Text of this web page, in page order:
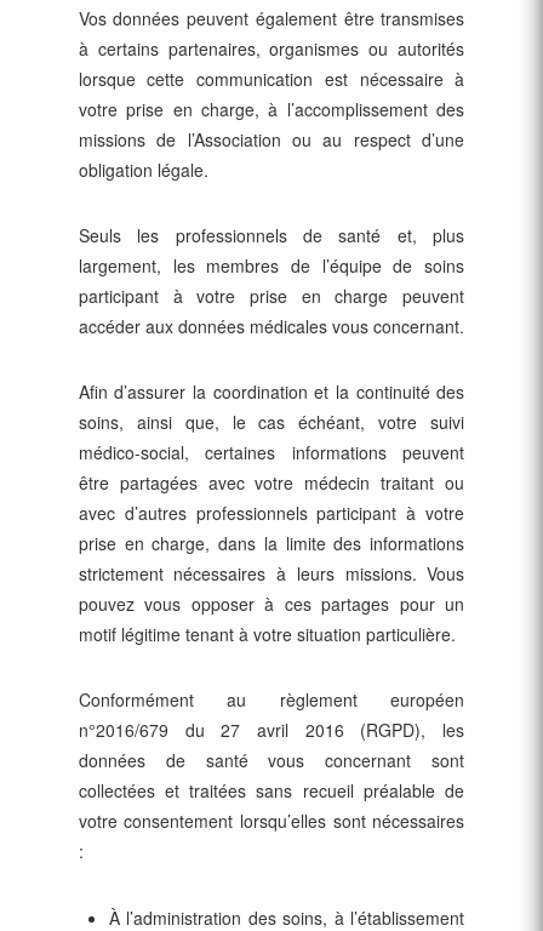
Vos données peuvent également être transmises
à certains partenaires, organismes ou autorités
lorsque cette communication est nécessaire à
votre prise en charge, à l’accomplissement des
missions de l’Association ou au respect d’une
obligation légale.
Seuls les professionnels de santé et, plus
largement, les membres de l’équipe de soins
participant à votre prise en charge peuvent
accéder aux données médicales vous concernant.
Afin d’assurer la coordination et la continuité des
soins, ainsi que, le cas échéant, votre suivi
médico-social, certaines informations peuvent
être partagées avec votre médecin traitant ou
avec d’autres professionnels participant à votre
prise en charge, dans la limite des informations
strictement nécessaires à leurs missions. Vous
pouvez vous opposer à ces partages pour un
motif légitime tenant à votre situation particulière.
Conformément au règlement européen
n°2016/679 du 27 avril 2016 (RGPD), les
données de santé vous concernant sont
collectées et traitées sans recueil préalable de
votre consentement lorsqu’elles sont nécessaires
:
À l’administration des soins, à l’établissement